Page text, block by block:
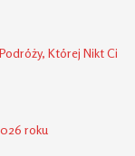
Której Nikt Ci
roku